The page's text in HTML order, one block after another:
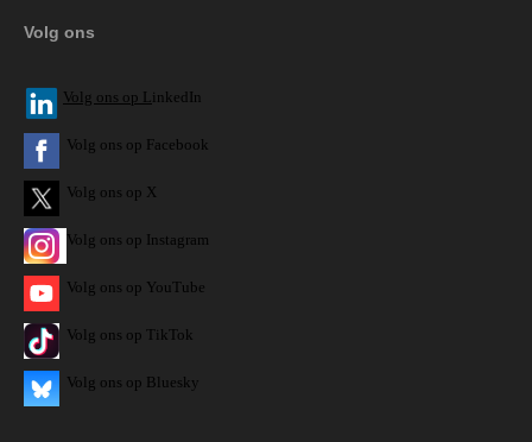
Volg ons
Volg ons op L inkedIn
Volg ons op Facebook
Volg ons op X
Volg ons op Instagram
Volg ons op YouTube
Volg ons op TikTok
Volg ons op Bluesky